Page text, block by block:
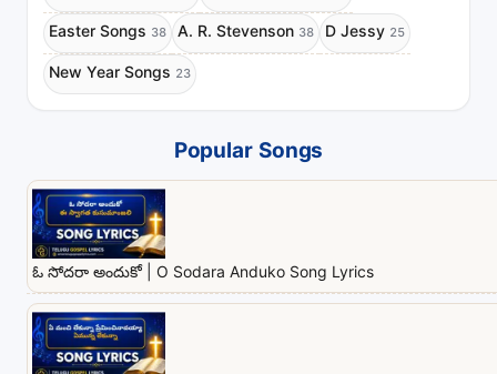
Easter Songs 38 A. R. Stevenson 38 D Jessy 25
New Year Songs 23
Popular Songs
ఓ సోదరా అందుకో | O Sodara Anduko Song Lyrics